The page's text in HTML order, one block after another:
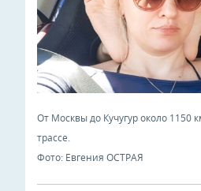
От Москвы до Кучугур около 1150
трассе.
Фото: Евгения ОСТРАЯ